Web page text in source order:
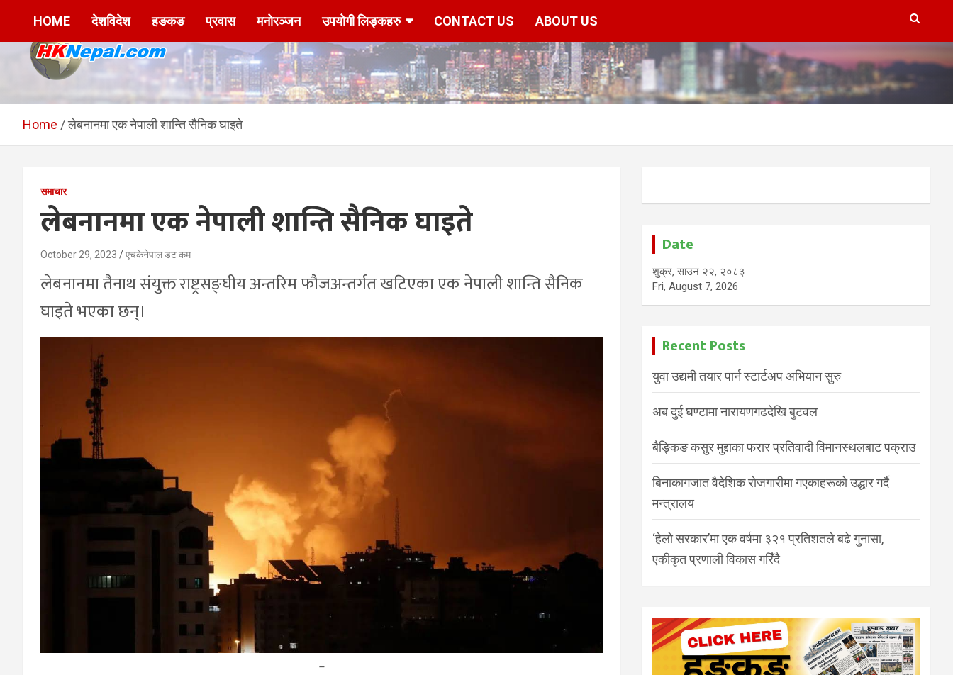
HKNepal.com –
हङकङबाट सञ्चालित पहिलो
hknepal, hknepal.com, hk nepal, hk nepal com
HOME देशविदेश हङकङ प्रवास मनोरञ्जन उपयोगी लिङ्कहरु CONTACT US ABOUT US
Home लेबनानमा एक नेपाली शान्ति सैनिक घाइते
समाचार
लेबनानमा एक नेपाली शान्ति सैनिक घाइते
October 29, 2023 एचकेनेपाल डट कम
लेबनानमा तैनाथ संयुक्त राष्ट्रसङ्घीय अन्तरिम फौजअन्तर्गत खटिएका एक नेपाली शान्ति सैनिक
घाइते भएका छन्।
–
Date
शुक्र, साउन २२, २०८३
Fri, August 7, 2026
Recent Posts
युवा उद्यमी तयार पार्न स्टार्टअप अभियान सुरु
अब दुई घण्टामा नारायणगढदेखि बुटवल
बैङ्किङ कसुर मुद्दाका फरार प्रतिवादी विमानस्थलबाट पक्राउ
बिनाकागजात वैदेशिक रोजगारीमा गएकाहरूको उद्धार गर्दै
मन्त्रालय
‘हेलो सरकार’मा एक वर्षमा ३२१ प्रतिशतले बढे गुनासा,
एकीकृत प्रणाली विकास गरिँदै